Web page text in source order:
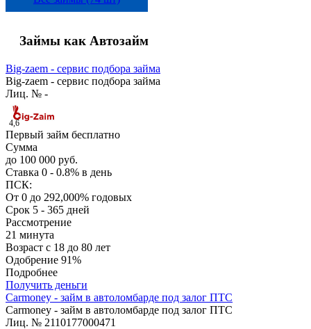
Займы как Автозайм
Big-zaem - сервис подбора займа
Big-zaem - сервис подбора займа
Лиц. № -
4,6
Первый займ бесплатно
Сумма
до 100 000 руб.
Ставка 0 - 0.8% в день
ПСК:
От 0 до 292,000% годовых
Срок 5 - 365 дней
Рассмотрение
21 минута
Возраст с 18 до 80 лет
Одобрение 91%
Подробнее
Получить деньги
Carmoney - займ в автоломбарде под залог ПТС
Carmoney - займ в автоломбарде под залог ПТС
Лиц. № 2110177000471